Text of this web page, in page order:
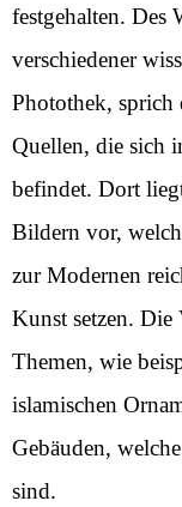
festgehalten. Des
verschiedener
Photothek,
Quellen, die sich
befindet. Dort
Bildern vor,
zur Modernen
Kunst setzen. Die
Themen, wie
islamischen
Gebäuden,
sind.